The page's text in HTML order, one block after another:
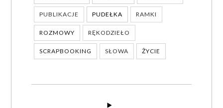
PUBLIKACJE PUDEŁKA RAMKI
ROZMOWY RĘKODZIEŁO
SCRAPBOOKING SŁOWA ŻYCIE